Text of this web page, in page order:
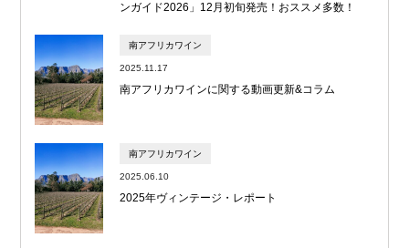
ンガイド2026」12月初旬発売！おススメ多数！
南アフリカワイン
2025.11.17
南アフリカワインに関する動画更新&コラム
南アフリカワイン
2025.06.10
2025年ヴィンテージ・レポート